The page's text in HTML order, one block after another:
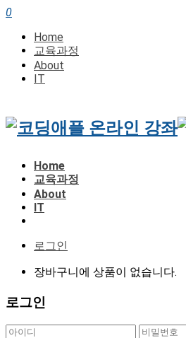
0
Home
교육과정
About
IT
Home
교육과정
About
IT
로그인
장바구니에 상품이 없습니다.
로그인